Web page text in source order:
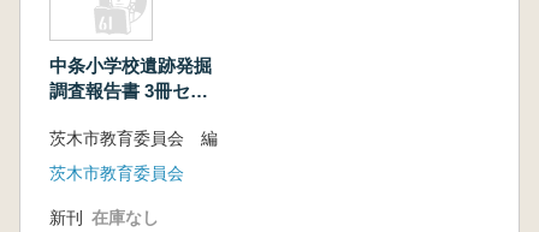
中条小学校遺跡発掘
調査報告書 3冊セッ
茨木市教育委員会 編
茨木市教育委員会
新刊 在庫なし